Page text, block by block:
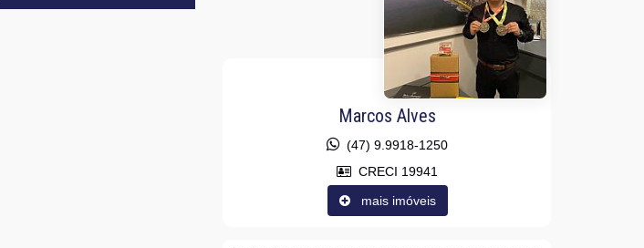
Marcos Alves
(47) 9.9918-1250
CRECI 19941
mais imóveis